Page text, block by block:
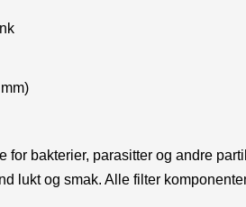
bakterier, parasitter og andre
lukt og smak. Alle filter